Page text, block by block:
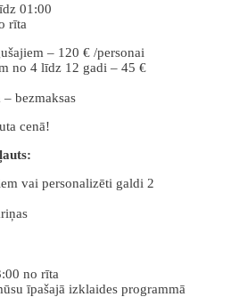
01:00
rīta
– 120 € /personai
no 4 līdz 12 gadi – 45 €
bezmaksas
cenā!
vai personalizēti galdi 2
no rīta
īpašajā izklaides programmā